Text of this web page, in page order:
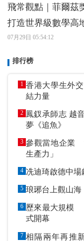
飛常觀點｜菲爾
打造世界級數學高
07月29日 05:54:12
排行榜
1 香港大學生外
結力量
2 鳳釵承師志 越
夢《追魚》
3 參觀當地企業
生產力」
4 冼迪琦啟德中
5 琅琊台上觀山海
6 歷來最大規模
式開幕
7 相隔兩年再推新專輯 COLLAR勉「